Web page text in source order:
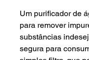
Um purificador de
para remover
substâncias
segura para